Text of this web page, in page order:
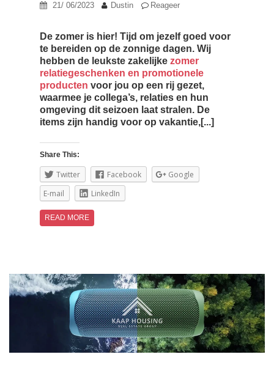
21/ 06/2023 Dustin Reageer
De zomer is hier! Tijd om jezelf goed voor
te bereiden op de zonnige dagen. Wij
hebben de leukste zakelijke zomer
relatiegeschenken en promotionele
producten voor jou op een rij gezet,
waarmee je collega’s, relaties en hun
omgeving dit seizoen laat stralen. De
items zijn handig voor op vakantie,[...]
Share This:
Twitter Facebook
Google
E-mail
LinkedIn
READ MORE